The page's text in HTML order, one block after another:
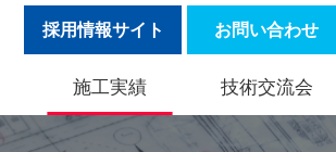
採用情報サイト お問い合わせ
施工実績 技術交流会